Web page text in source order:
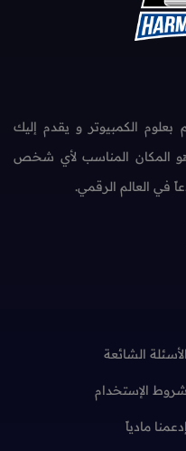
الكمبيوتر و يقدم إليك
المكان المناسب لأي شخص
في العالم الرقمي.
الأسئلة الشائعة
شروط الإستخدام
إدعمنا مادياً